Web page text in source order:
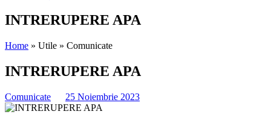
INTRERUPERE APA
Home » Utile » Comunicate
INTRERUPERE APA
Comunicate 25 Noiembrie 2023